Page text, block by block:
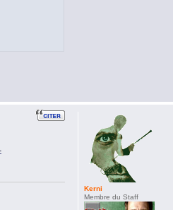
Kerni
Membre du Staff